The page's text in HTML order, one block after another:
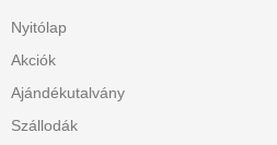
Nyitólap
Akciók
Ajándékutalvány
Szállodák